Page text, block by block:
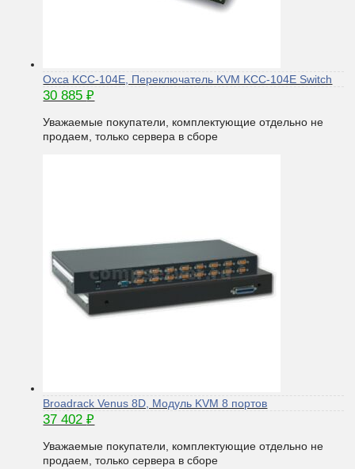
Oxca KCC-104E, Переключатель KVM KCC-104E Switch
30 885₽
Уважаемые покупатели, комплектующие отдельно не
продаем, только сервера в сборе
Broadrack Venus 8D, Модуль KVM 8 портов
37 402₽
Уважаемые покупатели, комплектующие отдельно не
продаем, только сервера в сборе